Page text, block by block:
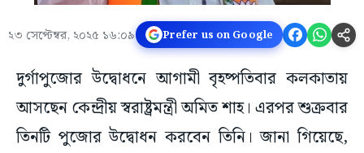
২৩ সেপ্টেম্বর, ২০২৫ ১৬:০৯ Prefer us on Google
দুর্গাপুজোর উদ্বোধনে আগামী বৃহষ্পতিবার কলকাতায়
আসছেন কেন্দ্রীয় স্বরাষ্ট্রমন্ত্রী অমিত শাহ। এরপর শুক্রবার
তিনটি পুজোর উদ্বোধন করবেন তিনি। জানা গিয়েছে,